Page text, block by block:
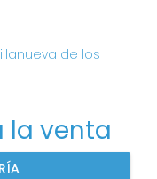
de los
la venta